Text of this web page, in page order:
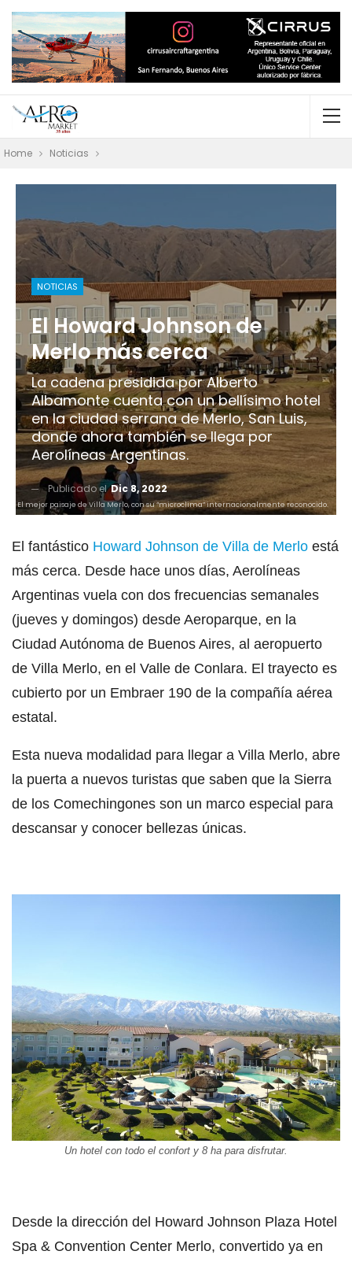
Home Noticias
NOTICIAS
El Howard Johnson de
Merlo más cerca
La cadena presidida por Alberto
Albamonte cuenta con un bellísimo hotel
en la ciudad serrana de Merlo, San Luis,
donde ahora también se llega por
Aerolíneas Argentinas.
Publicado elDic 8, 2022
El mejor paisaje de Villa Merlo, con su “microclima” internacionalmente reconocido.
El fantástico Howard Johnson de Villa de Merlo está
más cerca. Desde hace unos días, Aerolíneas
Argentinas vuela con dos frecuencias semanales
(jueves y domingos) desde Aeroparque, en la
Ciudad Autónoma de Buenos Aires, al aeropuerto
de Villa Merlo, en el Valle de Conlara. El trayecto es
cubierto por un Embraer 190 de la compañía aérea
estatal.
Esta nueva modalidad para llegar a Villa Merlo, abre
la puerta a nuevos turistas que saben que la Sierra
de los Comechingones son un marco especial para
descansar y conocer bellezas únicas.
Un hotel con todo el confort y 8 ha para disfrutar.
Desde la dirección del Howard Johnson Plaza Hotel
Spa & Convention Center Merlo, convertido ya en